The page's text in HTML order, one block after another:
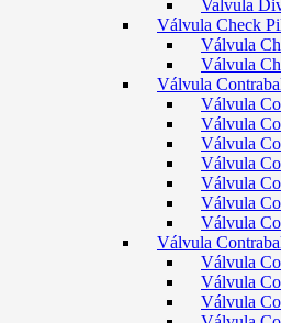
Valvula
Válvula Check
Válvula
Válvula
Válvula
Válvula
Válvula
Válvula
Válvula
Válvula
Válvula
Válvula
Válvula
Válvula
Válvula
Válvula